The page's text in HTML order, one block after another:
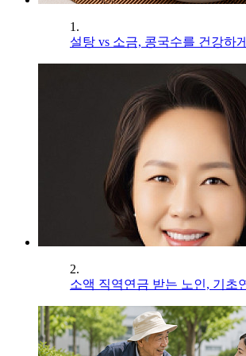
1.
설탕 vs 소금, 콩국수를 건강하
2.
소액 직역연금 받는 노인, 기초